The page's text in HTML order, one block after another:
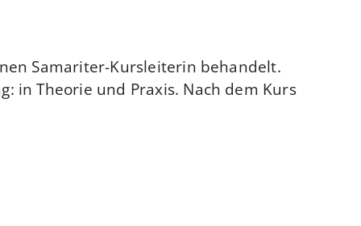
Samariter-Kursleiterin behandelt.
in Theorie und Praxis. Nach dem Kurs